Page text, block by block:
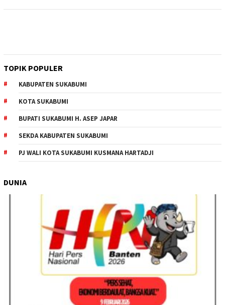
TOPIK POPULER
KABUPATEN SUKABUMI
KOTA SUKABUMI
BUPATI SUKABUMI H. ASEP JAPAR
SEKDA KABUPATEN SUKABUMI
PJ WALI KOTA SUKABUMI KUSMANA HARTADJI
DUNIA